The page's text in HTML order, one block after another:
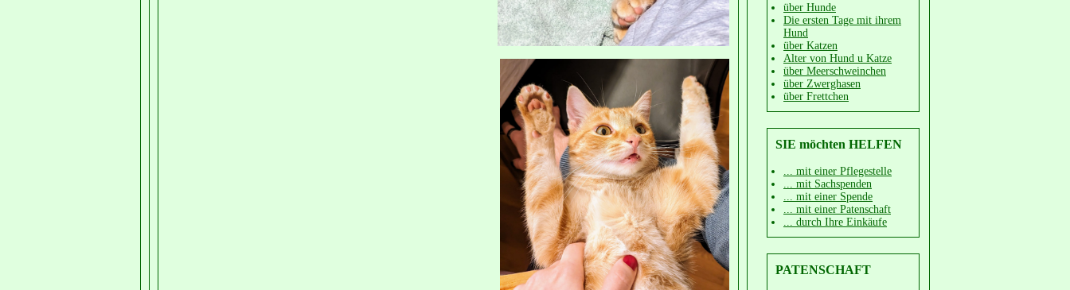
über Hunde
Die ersten Tage mit ihrem
Hund
über Katzen
Alter von Hund u Katze
über Meerschweinchen
über Zwerghasen
über Frettchen
SIE möchten HELFEN
... mit einer Pflegestelle
... mit Sachspenden
... mit einer Spende
... mit einer Patenschaft
... durch Ihre Einkäufe
PATENSCHAFT